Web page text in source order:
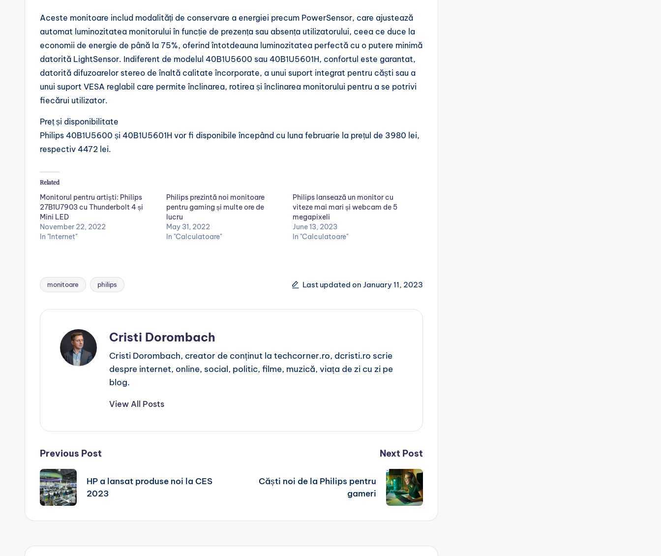
Aceste monitoare includ modalități de conservare a energiei precum PowerSensor, care ajustează
automat luminozitatea monitorului în funcție de prezența sau absența utilizatorului, ceea ce duce la
economii de energie de până la 75%, oferind întotdeauna luminozitatea perfectă cu o putere minimă
datorită LightSensor. Indiferent de modelul 40B1U5600 sau 40B1U5601H, confortul este garantat,
datorită difuzoarelor stereo de înaltă calitate încorporate, a unui suport integrat pentru căști sau a
unui suport VESA reglabil care permite înclinarea, rotirea și înclinarea monitorului pentru a se potrivi
fiecărui utilizator.
Preț și disponibilitate
Philips 40B1U5600 și 40B1U5601H vor fi disponibile începând cu luna februarie la prețul de 3980 lei,
respectiv 4472 lei.
Related
Monitorul pentru artiști: Philips
27B1U7903 cu Thunderbolt 4 și
Mini LED
November 22, 2022
In "Internet"
Philips prezintă noi monitoare
pentru gaming și multe ore de
lucru
May 31, 2022
In "Calculatoare"
Philips lansează un monitor cu
viteze mai mari și webcam de 5
megapixeli
June 13, 2023
In "Calculatoare"
Tags:
monitoare philips Last updated on January 11, 2023
Cristi Dorombach
Cristi Dorombach, creator de conținut la techcorner.ro, dcristi.ro scrie
despre internet, online, social, politic, filme, muzică, viața de zi cu zi pe
blog.
View All Posts
Post
navigation
Previous Post
HP a lansat produse noi la CES
2023
Next Post
Căști noi de la Philips pentru
gameri